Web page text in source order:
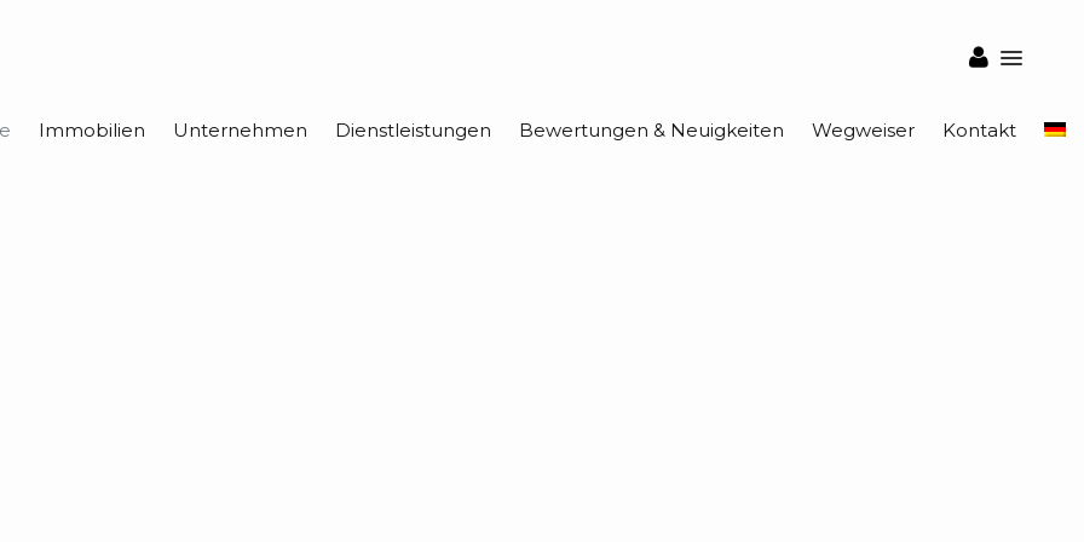
Immobilien Unternehmen Dienstleistungen Bewertungen & Neuigkeiten Wegweiser Kontakt